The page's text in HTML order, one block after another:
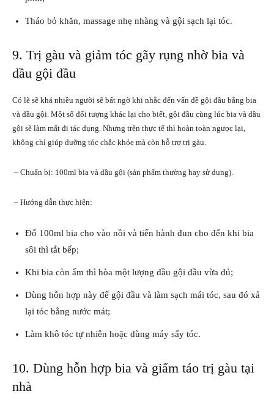
Tháo bỏ khăn, massage nhẹ nhàng và gội sạch lại tóc.
9. Trị gàu và giảm tóc gãy rụng nhờ bia và
dầu gội đầu
Có lẽ sẽ khá nhiều người sẽ bất ngờ khi nhắc đến vấn đề gội đầu bằng bia
và dầu gội. Một số đối tượng khác lại cho biết, gội đầu cùng lúc bia và dầu
gội sẽ làm mất đi tác dụng. Nhưng trên thực tế thì hoàn toàn ngược lại,
không chỉ giúp dưỡng tóc chắc khỏe mà còn hỗ trợ trị gàu.
– Chuẩn bị: 100ml bia và dầu gội (sản phẩm thường hay sử dụng).
– Hướng dẫn thực hiện:
Đổ 100ml bia cho vào nồi và tiến hành đun cho đến khi bia
sôi thì tắt bếp;
Khi bia còn ấm thì hòa một lượng dầu gội đầu vừa đủ;
Dùng hỗn hợp này để gội đầu và làm sạch mái tóc, sau đó xả
lại tóc bằng nước mát;
Làm khô tóc tự nhiên hoặc dùng máy sấy tóc.
10. Dùng hỗn hợp bia và giấm táo trị gàu tại
nhà